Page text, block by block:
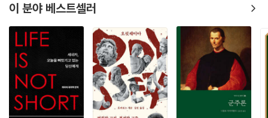
6) 정언명법 227
7) 비판적 고찰 234
8. 우리는 무엇을 행해야만 하는가 (2)
1) 의지는 실천이성이다 239
2) 목적의 왕국 244
3) 자유의 이념 246
이 분야 베스트셀러